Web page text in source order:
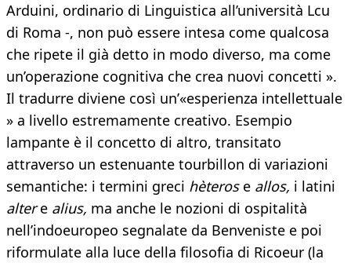
Arduini, ordinario di Linguistica all’università Lcu
di Roma -, non può essere intesa come qualcosa
che ripete il già detto in modo diverso, ma come
un’operazione cognitiva che crea nuovi concetti ».
Il tradurre diviene così un’«esperienza intellettuale
» a livello estremamente creativo. Esempio
lampante è il concetto di altro, transitato
attraverso un estenuante tourbillon di variazioni
semantiche: i termini greci hèterose allos, i latini
altere alius, ma anche le nozioni di ospitalità
nell’indoeuropeo segnalate da Benveniste e poi
riformulate alla luce della filosofia di Ricoeur (la